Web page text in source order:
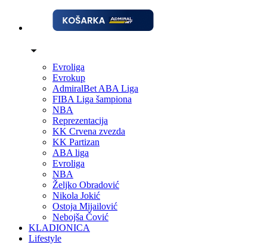
Evroliga
Evrokup
AdmiralBet ABA Liga
FIBA Liga šampiona
NBA
Reprezentacija
KK Crvena zvezda
KK Partizan
ABA liga
Evroliga
NBA
Željko Obradović
Nikola Jokić
Ostoja Mijailović
Nebojša Čović
KLADIONICA
Lifestyle